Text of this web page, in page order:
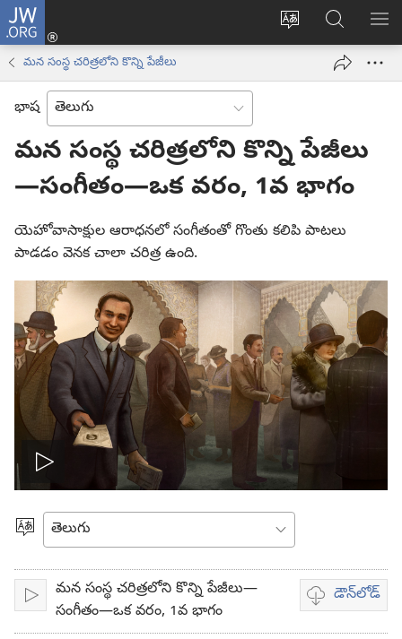
JW.ORG
సైట్
మార్చండి
లాగిన్
(కొత్త
ఓపెన్‌
JW.ORGలో
వెదకండి
మన సంస్థ చరిత్రలోని కొన్ని పేజీలు
భాష
మన సంస్థ చరిత్రలోని కొన్ని పేజీలు
—సంగీతం—ఒక వరం, 1వ భాగం
యెహోవాసాక్షుల ఆరాధనలో సంగీతంతో గొంతు కలిపి పాటలు
పాడడం వెనక చాలా చరిత్ర ఉంది.
వీడియో
ప్లే
చేయి
భాష
ఎంచుకోండి
ప్లే
మన సంస్థ చరిత్రలోని కొన్ని పేజీలు—
సంగీతం—ఒక వరం, 1వ భాగం
డౌన్‌లోడ్‌
వీడియో
డౌన్‌లోడ్‌